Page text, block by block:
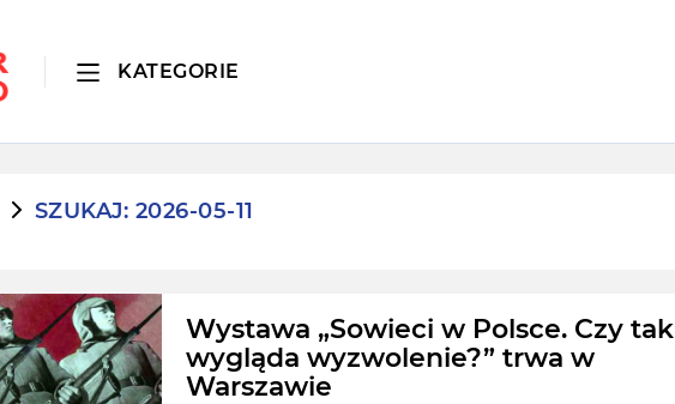
KATEGORIE
SZUKAJ: 2026-05-11
Wystawa „Sowieci w Polsce. Czy tak
wygląda wyzwolenie?” trwa w
Warszawie